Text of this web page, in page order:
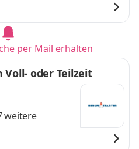
per Mail erhalten
oder Teilzeit
weitere